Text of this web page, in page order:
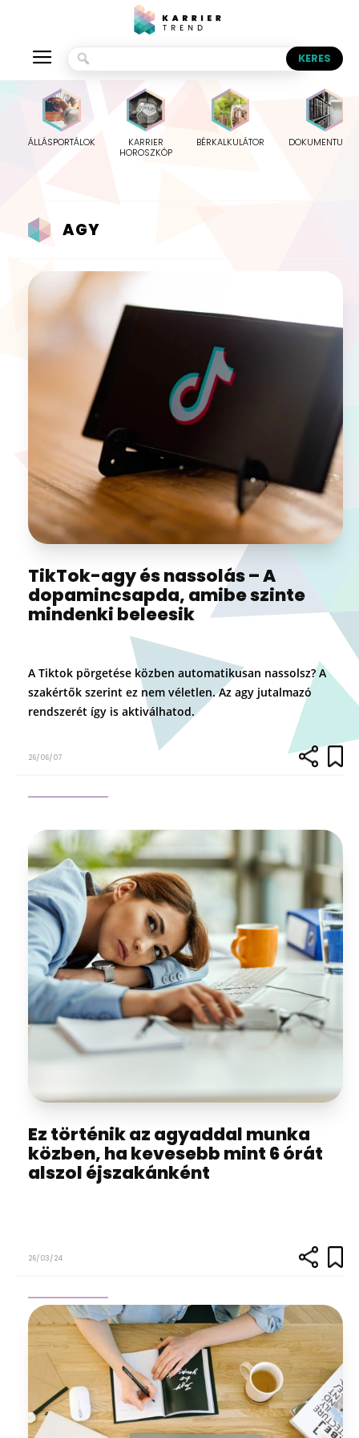
ÁLLÁSPORTÁLOK
KARRIER
HOROSZKÓP
BÉRKALKULÁTOR
AGY
TikTok-agy és nassolás – A
dopamincsapda, amibe szinte
mindenki beleesik
A Tiktok pörgetése közben automatikusan nassolsz? A
szakértők szerint ez nem véletlen. Az agy jutalmazó
rendszerét így is aktiválhatod.
26/06/07
Ez történik az agyaddal munka
közben, ha kevesebb mint 6 órát
alszol éjszakánként
26/03/24